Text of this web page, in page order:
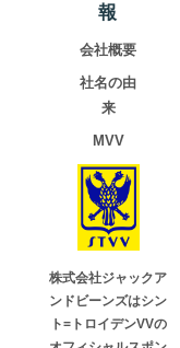
報
会社概要
社名の由
来
MVV
株式会社ジャックア
ンドビーンズはシン
ト=トロイデンVVの